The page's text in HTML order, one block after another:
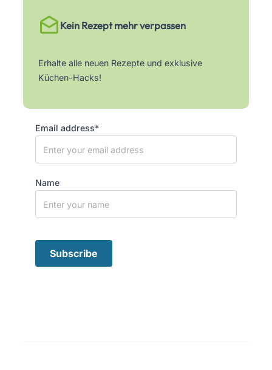
Kein Rezept mehr verpassen
Erhalte alle neuen Rezepte und exklusive
Küchen-Hacks!
Email address*
Name